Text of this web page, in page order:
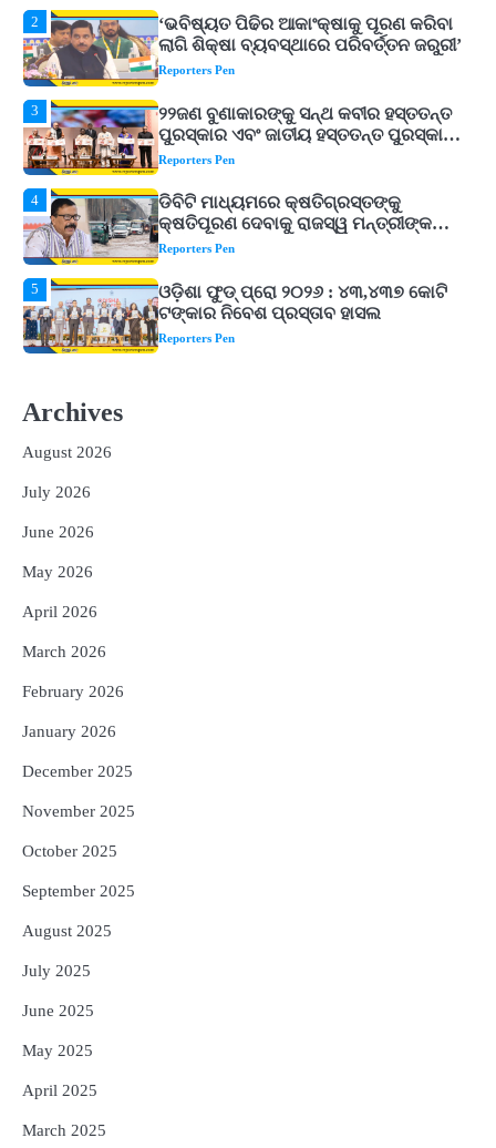
3
୨୨ଜଣ ବୁଣାକାରଙ୍କୁ ସନ୍ଥ କବୀର ହସ୍ତତନ୍ତ
ପୁରସ୍କାର ଏବଂ ଜାତୀୟ ହସ୍ତତନ୍ତ ପୁରସ୍କାର
ପ୍ରଦାନ, ଓଡ଼ିଶାରୁ ୨ ଜଣଙ୍କୁ ମିଳିଲା
Reporters Pen
4
ଡିବିଟି ମାଧ୍ୟମରେ କ୍ଷତିଗ୍ରସ୍ତଙ୍କୁ
କ୍ଷତିପୂରଣ ଦେବାକୁ ରାଜସ୍ୱ ମନ୍ତ୍ରୀଙ୍କ
ନିର୍ଦ୍ଦେଶ
Reporters Pen
5
ଓଡ଼ିଶା ଫୁଡ୍ ପ୍ରୋ ୨୦୨୬ : ୪୩,୪୩୭ କୋଟି
ଟଙ୍କାର ନିବେଶ ପ୍ରସ୍ତାବ ହାସଲ
Reporters Pen
1
ଘରର ବାସ୍ତୁଦୋଷ ଦୂର କରିବ ଲିଲି ଫୁଲ!
Reporters Pen
5
Archives
August 2026
July 2026
June 2026
May 2026
April 2026
March 2026
February 2026
January 2026
December 2025
November 2025
October 2025
September 2025
August 2025
July 2025
June 2025
May 2025
April 2025
March 2025